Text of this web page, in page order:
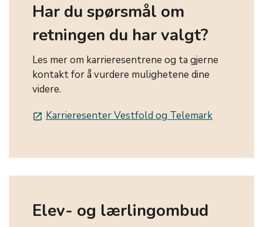
Har du spørsmål om
retningen du har valgt?
Les mer om karrieresentrene og ta gjerne
kontakt for å vurdere mulighetene dine
videre.
launch Karrieresenter Vestfold og Telemark
Elev- og lærlingombud